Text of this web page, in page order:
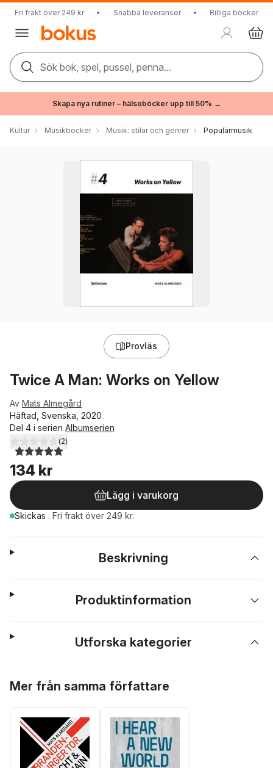
Fri frakt över 249 kr • Snabba leveranser • Billiga böcker
Sök bok, spel, pussel, penna...
Skapa nya rutiner – hälsoböcker upp till 50% →
Kultur Musikböcker Musik: stilar och genrer Populärmusik
Provläs
Twice A Man: Works on Yellow
Av Mats Almegård
Häftad, Svenska, 2020
Del 4 i serien Albumserien
5,0utav 5 stjärnor. Totalt antal röster:
(2)
134 kr
Lägg i varukorg
Skickas . Fri frakt över 249 kr.
Beskrivning
Produktinformation
Utforska kategorier
Mer från samma författare